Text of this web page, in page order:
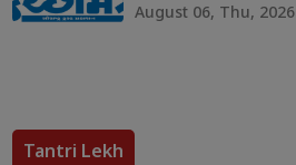
August 06, Thu, 2026
Tantri Lekh